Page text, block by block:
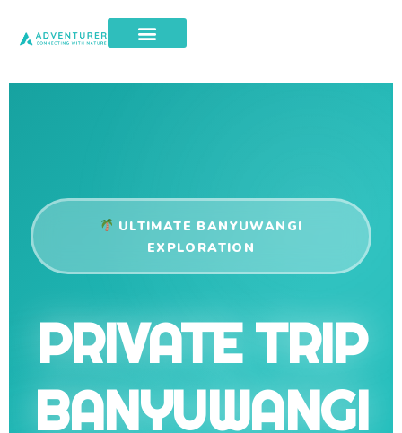
ULTIMATE BANYUWANGI
EXPLORATION
PRIVATE TRIP
BANYUWANGI